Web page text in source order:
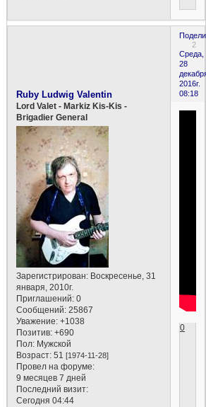
2
Среда,
28
2016г.
08:18
Ruby Ludwig Valentin
Lord Valet - Markiz Kis-Kis -
Brigadier General
Зарегистрирован: Воскресенье, 31
января, 2010г.
Приглашений: 0
Сообщений: 25867
Уважение: +1038
Позитив: +690
Пол: Мужской
Возраст: 51[1974-11-28]
Провел на форуме:
9 месяцев 7 дней
Последний визит:
Сегодня 04:44
0